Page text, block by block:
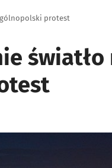
protest
światło